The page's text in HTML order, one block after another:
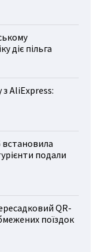
діє пільга
AliExpress:
встановила
подали
QR-
поїздок